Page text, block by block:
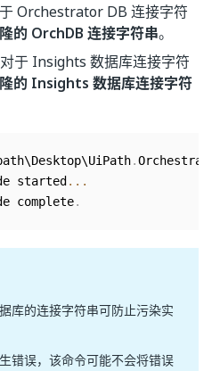
Orchestrator DB 连接字符
的 OrchDB 连接字符串。
于 Insights 数据库连接字符
的 Insights 数据库连接字符
.
started ...
complete.
库的连接字符串可防止污染实
错误，该命令可能不会将错误